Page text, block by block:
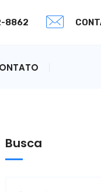
8862
Busca